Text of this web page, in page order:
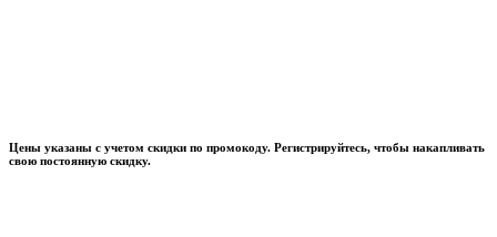
Цены указаны с учетом скидки по промокоду. Регистрируйтесь, чтобы накапливать
свою постоянную скидку.